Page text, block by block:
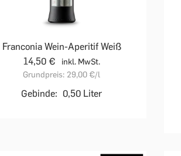
Franconia Wein-Aperitif Weiß
14,50 €
inkl. MwSt.
Grundpreis: 29,00 €/l
Gebinde: 0,50 Liter